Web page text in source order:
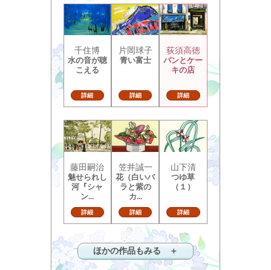
千住博
水の音が聴
こえる
詳細
片岡球子
青い富士
詳細
荻須高徳
パンとケー
キの店
詳細
藤田嗣治
魅せられし
河『シャ
ン...
詳細
笠井誠一
花（白いバ
ラと紫の
カ...
詳細
山下清
つゆ草
（１）
詳細
ほかの作品もみる ＋